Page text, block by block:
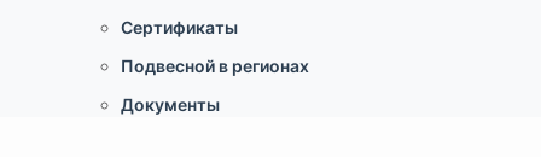
Сертификаты
Подвесной в регионах
Документы